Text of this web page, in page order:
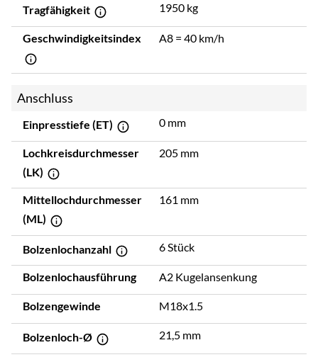
Tragfähigkeit 1950 kg
Geschwindigkeitsindex A8 = 40 km/h
Anschluss
Einpresstiefe (ET) 0 mm
Lochkreisdurchmesser
(LK)
205 mm
Mittellochdurchmesser
(ML)
161 mm
Bolzenlochanzahl 6 Stück
Bolzenlochausführung A2 Kugelansenkung
Bolzengewinde M18x1.5
Bolzenloch-Ø 21,5 mm